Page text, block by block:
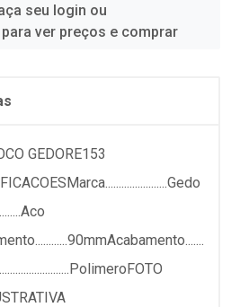
seu login ou
ver preços e comprar
GEDORE153